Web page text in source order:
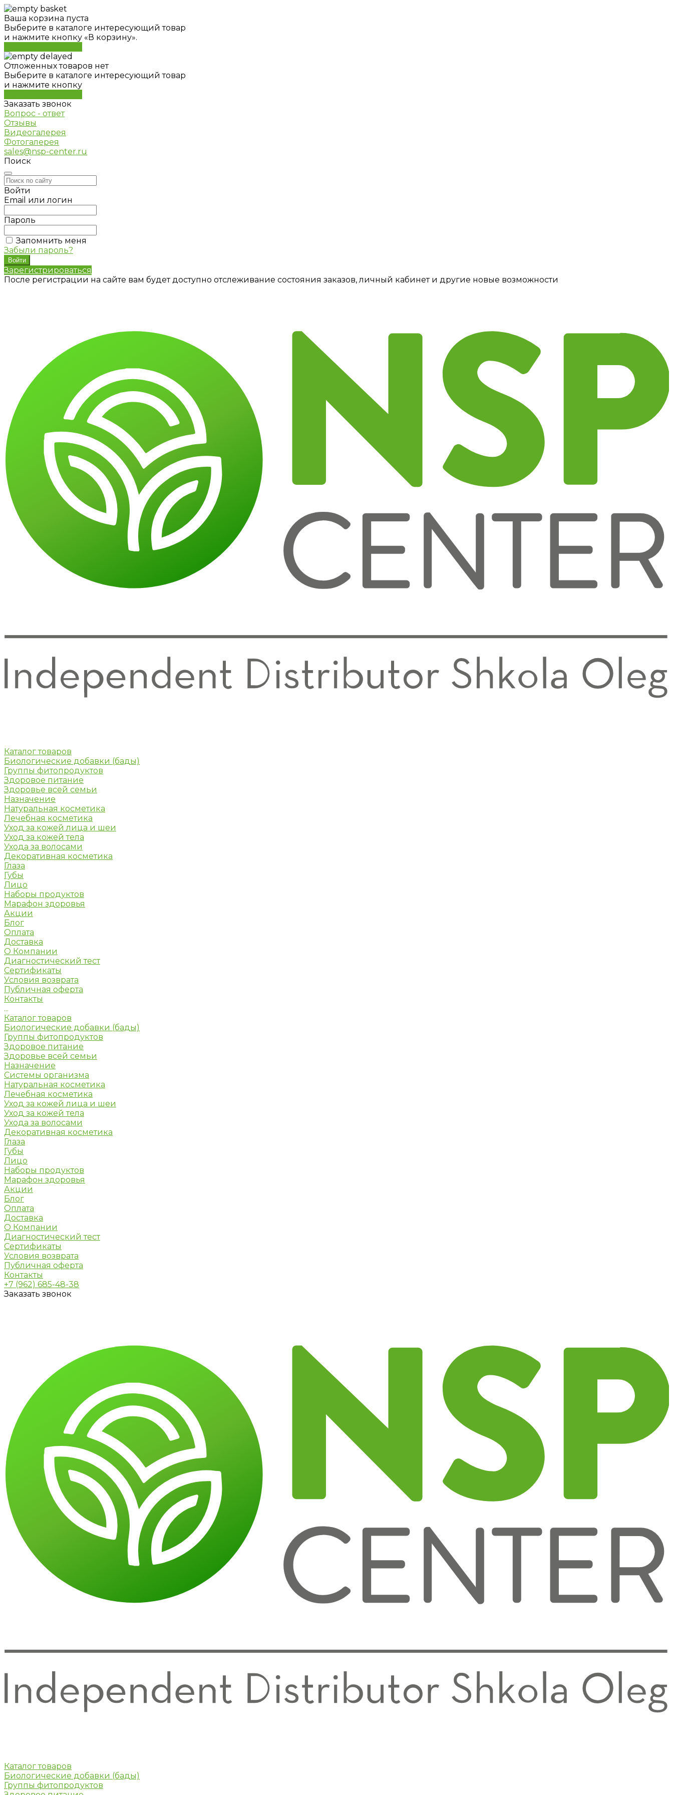
Ваша корзина пуста
Выберите в каталоге интересующий товар
и нажмите кнопку «В корзину».
Отложенных товаров нет
Выберите в каталоге интересующий товар
и нажмите кнопку
Заказать звонок
Вопрос - ответ
Отзывы
Видеогалерея
Фотогалерея
sales@nsp-center.ru
Поиск
Войти
Email или логин
Пароль
Запомнить меня
Забыли пароль?
Зарегистрироваться
После регистрации на сайте вам будет доступно отслеживание состояния заказов, личный кабинет и другие новые возможности
Каталог товаров
Биологические добавки (бады)
Группы фитопродуктов
Здоровое питание
Здоровье всей семьи
Назначение
Натуральная косметика
Лечебная косметика
Уход за кожей лица и шеи
Уход за кожей тела
Ухода за волосами
Декоративная косметика
Глаза
Губы
Лицо
Наборы продуктов
Марафон здоровья
Акции
Блог
Оплата
Доставка
О Компании
Диагностический тест
Сертификаты
Условия возврата
Публичная оферта
Контакты
...
Каталог товаров
Биологические добавки (бады)
Группы фитопродуктов
Здоровое питание
Здоровье всей семьи
Назначение
Системы организма
Натуральная косметика
Лечебная косметика
Уход за кожей лица и шеи
Уход за кожей тела
Ухода за волосами
Декоративная косметика
Глаза
Губы
Лицо
Наборы продуктов
Марафон здоровья
Акции
Блог
Оплата
Доставка
О Компании
Диагностический тест
Сертификаты
Условия возврата
Публичная оферта
Контакты
+7 (962) 685-48-38
Заказать звонок
Каталог товаров
Биологические добавки (бады)
Группы фитопродуктов